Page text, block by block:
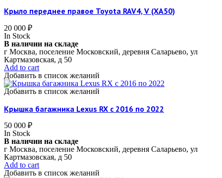
Крыло переднее правое Toyota RAV4, V (XA50)
20 000 ₽
In Stock
В наличии на складе
г Москва, поселение Московский, деревня Саларьево, ул
Картмазовская, д 50
Add to cart
Добавить в список желаний
Добавить в список желаний
Крышка багажника Lexus RX c 2016 по 2022
50 000 ₽
In Stock
В наличии на складе
г Москва, поселение Московский, деревня Саларьево, ул
Картмазовская, д 50
Add to cart
Добавить в список желаний